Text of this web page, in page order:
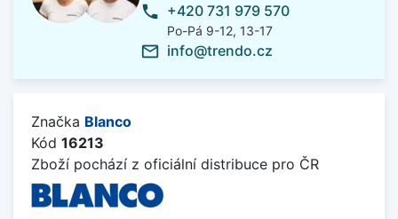
phone +420 731 979 570
Po-Pá 9-12, 13-17
mail_outline info@trendo.cz
Značka Blanco
Kód 16213
Zboží pochází z oficiální distribuce pro ČR